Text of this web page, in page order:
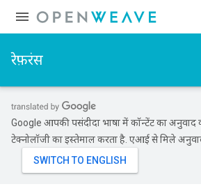
रेफ़रंस
Google आपकी पसंदीदा भाषा में कॉन्टेंट का
टेक्नोलॉजी का इस्तेमाल करता है. एआई से मिले